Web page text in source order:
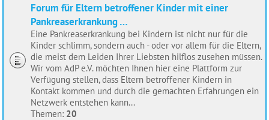
Forum für Eltern betroffener Kinder mit einer
Pankreaserkrankung …
Eine Pankreaserkrankung bei Kindern ist nicht nur für die
Kinder schlimm, sondern auch - oder vor allem für die Eltern,
die meist dem Leiden Ihrer Liebsten hilflos zusehen müssen.
Wir vom AdP e.V. möchten Ihnen hier eine Plattform zur
Verfügung stellen, dass Eltern betroffener Kindern in
Kontakt kommen und durch die gemachten Erfahrungen ein
Netzwerk entstehen kann...
Themen: 20